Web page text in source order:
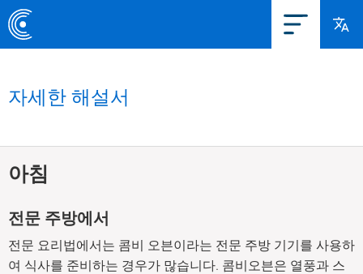
자세한 해설서
아침
전문 주방에서
전문 요리법에서는 콤비 오븐이라는 전문 주방 기기를 사용하
여 식사를 준비하는 경우가 많습니다. 콤비오븐은 열풍과 스